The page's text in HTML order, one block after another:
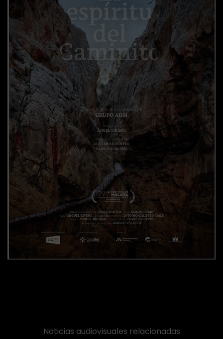
Noticias audiovisuales relacionadas